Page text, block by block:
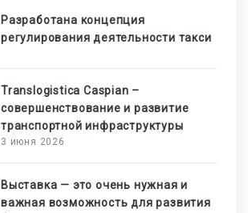
Разработана концепция
регулирования деятельности такси
Translogistica Caspian –
совершенствование и развитие
транспортной инфраструктуры
3 июня 2026
Выставка — это очень нужная и
важная возможность для развития